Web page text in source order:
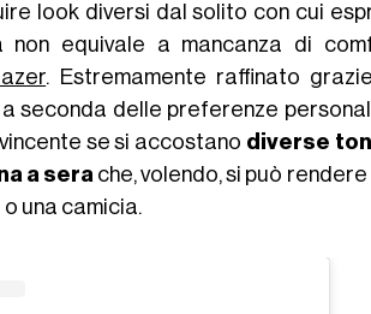
look diversi dal solito con cui
non equivale a mancanza di
. Estremamente raffinato
seconda delle preferenze
se si accostano diverse
a sera che, volendo, si può rendere
una camicia.